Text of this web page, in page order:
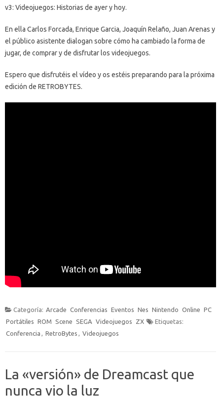
v3: Videojuegos: Historias de ayer y hoy.
En ella Carlos Forcada, Enrique Garcia, Joaquín Relaño, Juan Arenas y
el público asistente dialogan sobre cómo ha cambiado la forma de
jugar, de comprar y de disfrutar los videojuegos.
Espero que disfrutéis el vídeo y os estéis preparando para la próxima
edición de RETROBYTES.
Categoría: Arcade Conferencias Eventos Nes Nintendo Online PC
Portátiles ROM Scene SEGA Videojuegos ZX
Etiquetas:
Conferencia , RetroBytes , Videojuegos
La «versión» de Dreamcast que
nunca vio la luz